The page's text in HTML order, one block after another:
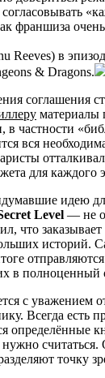
согласовывать
франшиза
Reeves) в
& Dragons.
соглашения
материалы
в частности
вся
для каждого
идею
Level — не
что
историй.
в полноценный
с уважением
Всегда есть
определённые
считаться.
точку